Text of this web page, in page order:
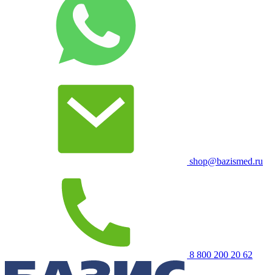
shop@bazismed.ru
8 800 200 20 62